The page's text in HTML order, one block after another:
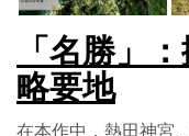
「名勝」
略要地
在本作中，熱田神宮